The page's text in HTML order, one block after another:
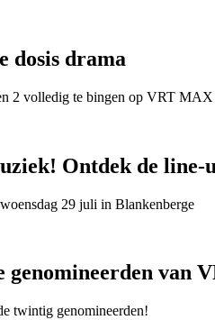
dosis drama
2 volledig te bingen op VRT
Ontdek de
29 juli in Blankenberge
genomineerden van
twintig genomineerden!